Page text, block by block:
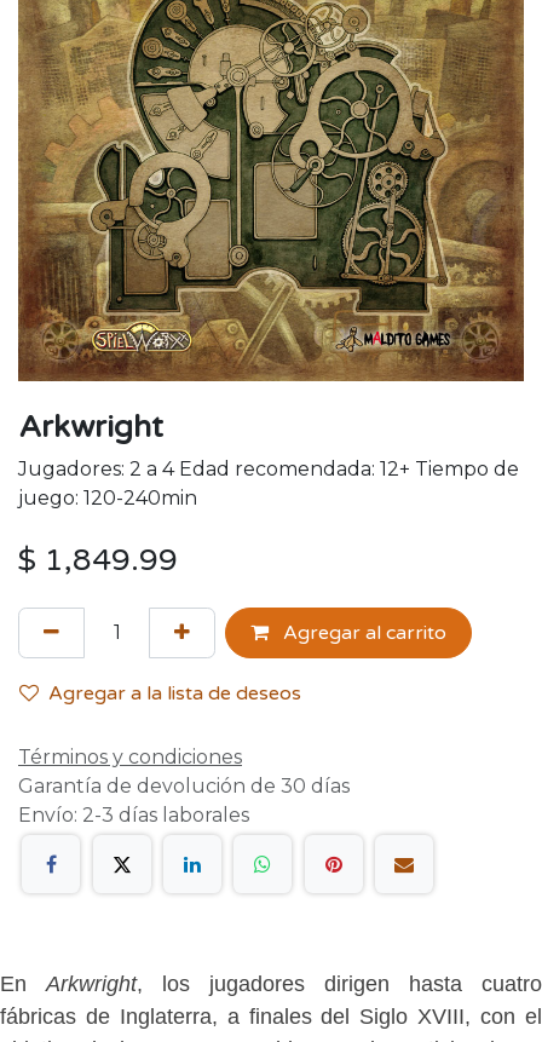
Arkwright
Jugadores: 2 a 4 Edad recomendada: 12+ Tiempo de
juego: 120-240min
$ 1,849.99
Agregar al carrito
Agregar a la lista de deseos
Términos y condiciones
Garantía de devolución de 30 días
Envío: 2-3 días laborales
En Arkwright, los jugadores dirigen hasta cuatro
fábricas de Inglaterra, a finales del Siglo XVIII, con el